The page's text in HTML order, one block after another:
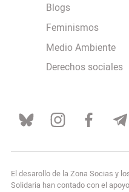
Blogs
Feminismos
Medio Ambiente
Derechos sociales
El desarollo de la Zona Socias y
Solidaria han contado con el